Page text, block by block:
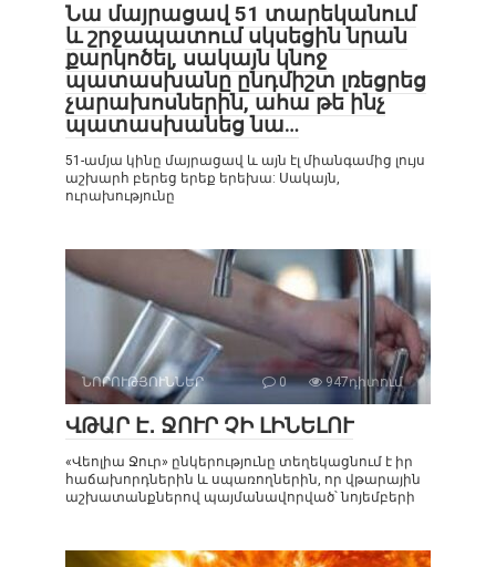
Նա մայրացավ 51 տարեկանում
և շրջապատում սկսեցին նրան
քարկոծել, սակայն կնոջ
պատասխանը ընդմիշտ լռեցրեց
չարախոսներին, ահա թե ինչ
պատասխանեց նա…
51-ամյա կինը մայրացավ և այն էլ միանգամից լույս
աշխարհ բերեց երեք երեխա: Սակայն,
ուրախությունը
ՆՈՐՈՒԹՅՈՒՆՆԵՐ 0 947դիտում
ՎԹԱՐ Է․ ՋՈՒՐ ՉԻ ԼԻՆԵԼՈՒ
«Վեոլիա Ջուր» ընկերությունը տեղեկացնում է իր
հաճախորդներին և սպառողներին, որ վթարային
աշխատանքներով պայմանավորված՝ նոյեմբերի